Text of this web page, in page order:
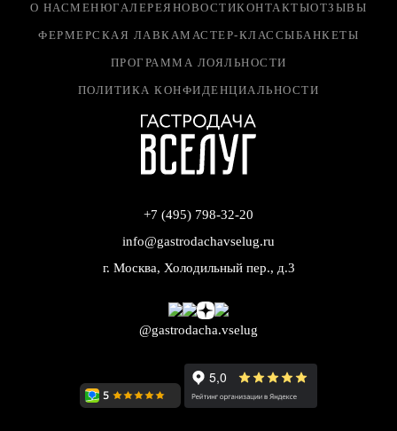
О НАСМЕНЮГАЛЕРЕЯ НОВОСТИКОНТАКТЫОТЗЫВЫ
ФЕРМЕРСКАЯ ЛАВКАМАСТЕР-КЛАССЫБАНКЕТЫ
ПРОГРАММА ЛОЯЛЬНОСТИ
ПОЛИТИКА КОНФИДЕНЦИАЛЬНОСТИ
+7 (495) 798-32-20
info@gastrodachavselug.ru
г. Москва, Холодильный пер., д.3
@gastrodacha.vselug